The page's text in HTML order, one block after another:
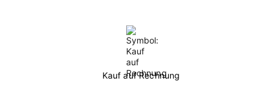
Kauf auf Rechnung